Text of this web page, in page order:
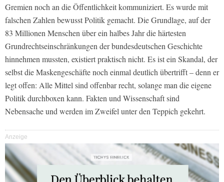
Gremien noch an die Öffentlichkeit kommuniziert. Es wurde mit
falschen Zahlen bewusst Politik gemacht. Die Grundlage, auf der
83 Millionen Menschen über ein halbes Jahr die härtesten
Grundrechtseinschränkungen der bundesdeutschen Geschichte
hinnehmen mussten, existiert praktisch nicht. Es ist ein Skandal, der
selbst die Maskengeschäfte noch einmal deutlich übertrifft – denn er
legt offen: Alle Mittel sind offenbar recht, solange man die eigene
Politik durchboxen kann. Fakten und Wissenschaft sind
Nebensache und werden im Zweifel unter den Teppich gekehrt.
Anzeige